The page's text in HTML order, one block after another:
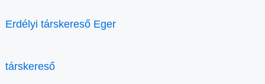
Erdélyi társkereső Eger
társkereső